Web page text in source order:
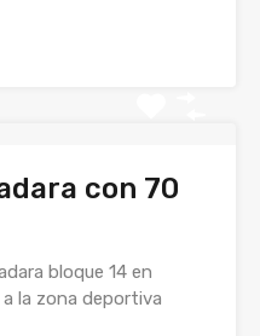
con 70
bloque 14 en
la zona deportiva